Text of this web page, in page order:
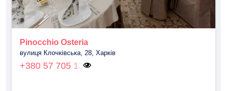
Pinocchio Osteria
вулиця Клочківська, 28, Харків
+380 57 705 13